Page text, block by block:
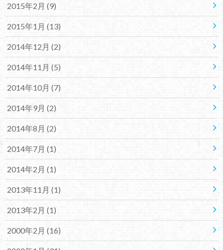
2015年2月 (9)
2015年1月 (13)
2014年12月 (2)
2014年11月 (5)
2014年10月 (7)
2014年9月 (2)
2014年8月 (2)
2014年7月 (1)
2014年2月 (1)
2013年11月 (1)
2013年2月 (1)
2000年2月 (16)